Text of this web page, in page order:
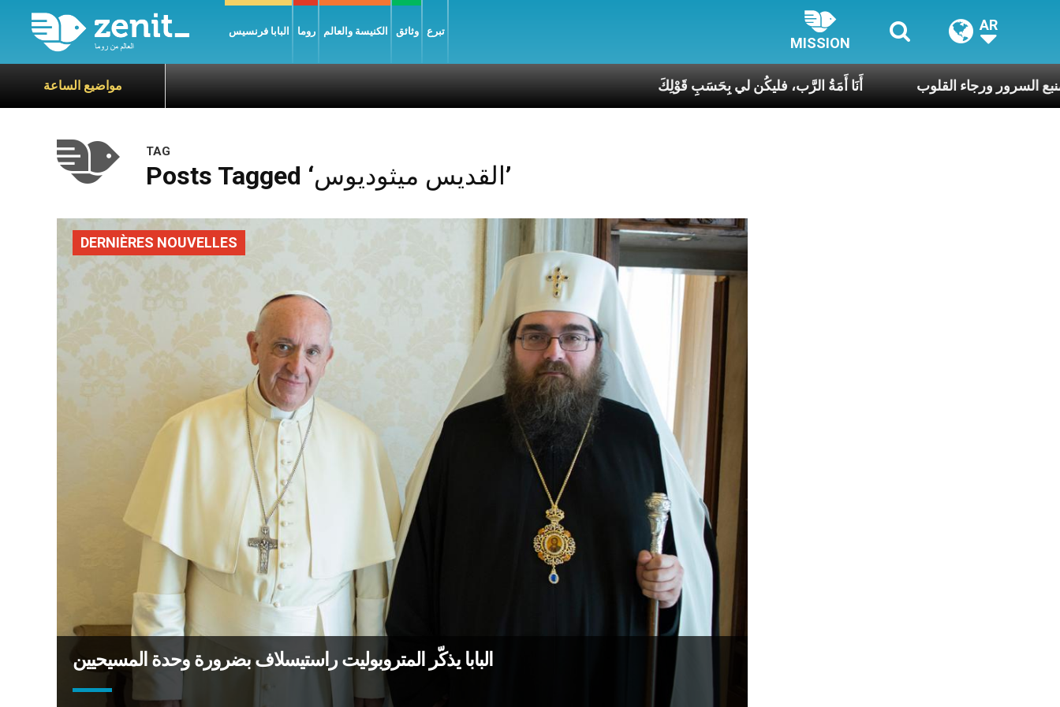
البابا فرنسيس روما الكنيسة والعالم وثائق تبرع
MISSION
AR
مواضيع الساعة أَنَا أَمَةُ الرَّب، فليكُن لي بِحَسَبِ قَوْلِكَ يا مريم يا منبع السرور ورجاء القلوب
TAG
Posts Tagged ‘القديس ميثوديوس’
DERNIÈRES NOUVELLES
البابا يذكّر المتروبوليت راستيسلاف بضرورة وحدة المسيحيين